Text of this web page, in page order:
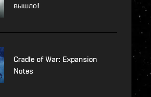
вышло!
Cradle of War: Expansion
Notes